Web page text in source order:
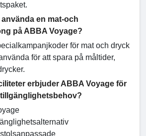
en mat-och
på ABBA Voyage?
för mat och dryck
för att spara på måltider,
erbjuder ABBA Voyage för